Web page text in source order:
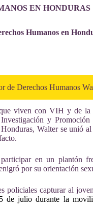
EN HONDURAS
Humanos en
Derechos Humanos
que viven con VIH y de
y Promoción
Walter se unió
en un plantón
por su orientación
policiales capturar al
de julio durante la